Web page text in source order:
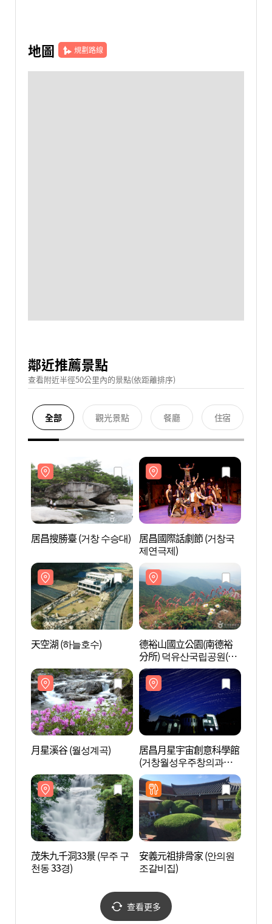
地圖 規劃路線
鄰近推薦景點
查看附近半徑50公里內的景點(依距離排序)
全部 觀光景點 餐廳 住宿
居昌搜勝臺 (거창 수승대)
居昌國際話劇節 (거창국
제연극제)
天空湖 (하늘호수)
德裕山國立公園(南德裕
分所) 덕유산국립공원(남
덕유분소)
月星溪谷 (월성계곡)
居昌月星宇宙創意科學館
(거창월성우주창의과학
관)
茂朱九千洞33景 (무주 구
천동 33경)
安義元祖排骨家 (안의원
조갈비집)
查看更多